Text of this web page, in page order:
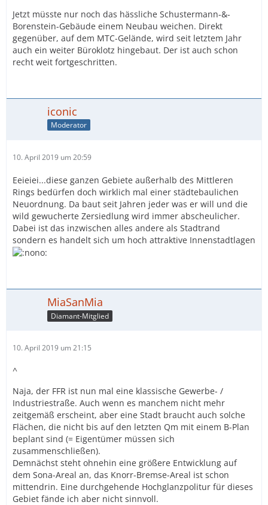
Jetzt müsste nur noch das hässliche Schustermann-&-
Borenstein-Gebäude einem Neubau weichen. Direkt
gegenüber, auf dem MTC-Gelände, wird seit letztem Jahr
auch ein weiter Büroklotz hingebaut. Der ist auch schon
recht weit fortgeschritten.
iconic
Moderator
10. April 2019 um 20:59
Eeieiei...diese ganzen Gebiete außerhalb des Mittleren
Rings bedürfen doch wirklich mal einer städtebaulichen
Neuordnung. Da baut seit Jahren jeder was er will und die
wild gewucherte Zersiedlung wird immer abscheulicher.
Dabei ist das inzwischen alles andere als Stadtrand
sondern es handelt sich um hoch attraktive Innenstadtlagen
MiaSanMia
Diamant-Mitglied
10. April 2019 um 21:15
^
Naja, der FFR ist nun mal eine klassische Gewerbe- /
Industriestraße. Auch wenn es manchem nicht mehr
zeitgemäß erscheint, aber eine Stadt braucht auch solche
Flächen, die nicht bis auf den letzten Qm mit einem B-Plan
beplant sind (= Eigentümer müssen sich
zusammenschließen).
Demnächst steht ohnehin eine größere Entwicklung auf
dem Sona-Areal an, das Knorr-Bremse-Areal ist schon
mittendrin. Eine durchgehende Hochglanzpolitur für dieses
Gebiet fände ich aber nicht sinnvoll.